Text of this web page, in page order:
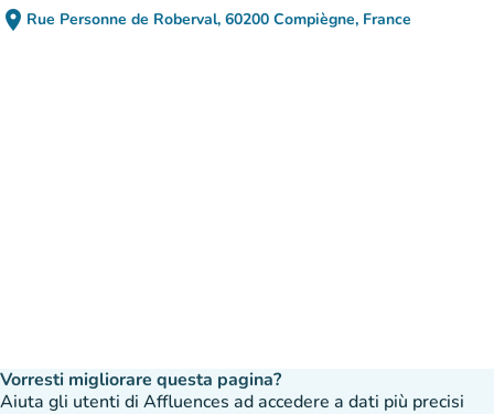
place Rue Personne de Roberval, 60200 Compiègne, France
(apri in Google Maps)
(nuova scheda)
Vorresti migliorare questa pagina?
Aiuta gli utenti di Affluences ad accedere a dati più precisi